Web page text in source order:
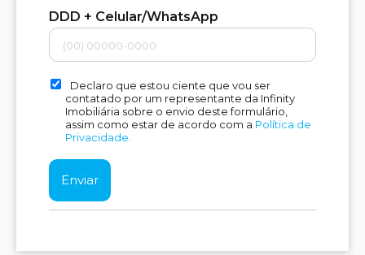
DDD + Celular/WhatsApp
Declaro que estou ciente que vou ser
contatado por um representante da Infinity
Imobiliária sobre o envio deste formulário,
assim como estar de acordo com a Política de
Privacidade.